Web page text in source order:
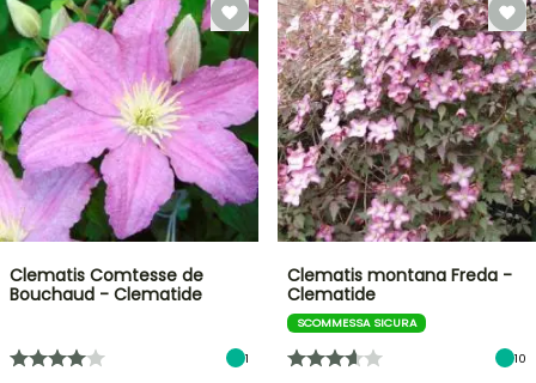
Clematis Comtesse de
Bouchaud - Clematide
1
Clematis montana Freda -
Clematide
SCOMMESSA SICURA
10